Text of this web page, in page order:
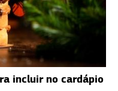
incluir no cardápio